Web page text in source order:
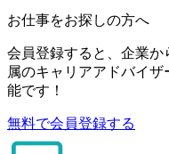
お仕事をお探しの方へ
会員登録すると、企業
属のキャリアアドバイ
能です！
無料で会員登録する